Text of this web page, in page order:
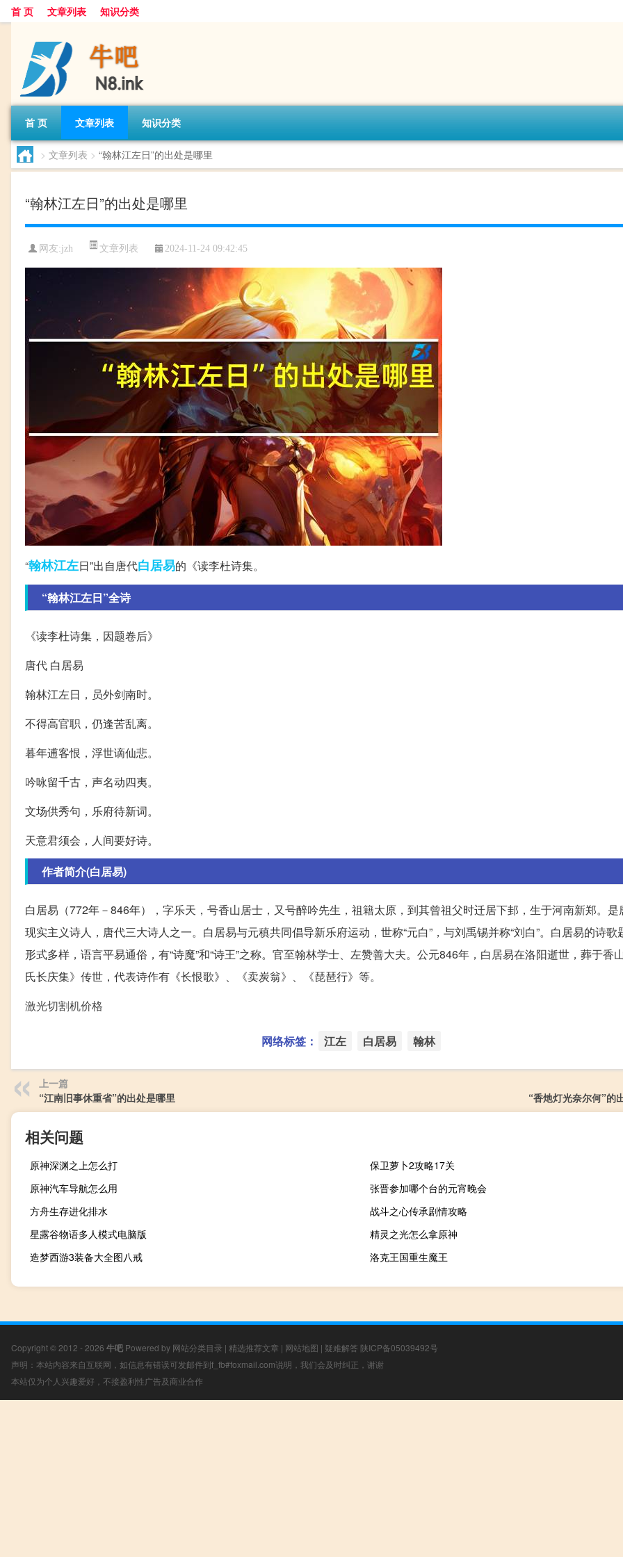
首 页 文章列表 知识分类
首 页 文章列表 知识分类
> 文章列表 > “翰林江左日”的出处是哪里
“翰林江左日”的出处是哪里
网友:jzh 文章列表 2024-11-24 09:42:45
“翰林江左日”出自唐代白居易的《读李杜诗集。
“翰林江左日”全诗
《读李杜诗集，因题卷后》
唐代 白居易
翰林江左日，员外剑南时。
不得高官职，仍逢苦乱离。
暮年逋客恨，浮世谪仙悲。
吟咏留千古，声名动四夷。
文场供秀句，乐府待新词。
天意君须会，人间要好诗。
作者简介(白居易)
白居易（772年－846年），字乐天，号香山居士，又号醉吟先生，祖籍太原，到其曾祖父时迁居下邽，生于河南新郑。是
现实主义诗人，唐代三大诗人之一。白居易与元稹共同倡导新乐府运动，世称“元白”，与刘禹锡并称“刘白”。白居易的诗歌
形式多样，语言平易通俗，有“诗魔”和“诗王”之称。官至翰林学士、左赞善大夫。公元846年，白居易在洛阳逝世，葬于香
氏长庆集》传世，代表诗作有《长恨歌》、《卖炭翁》、《琵琶行》等。
激光切割机价格
网络标签： 江左 白居易 翰林
上一篇
“江南旧事休重省”的出处是哪里
“香灺灯光奈尔何”的
相关问题
原神深渊之上怎么打
保卫萝卜2攻略17关
原神汽车导航怎么用
张晋参加哪个台的元宵晚会
方舟生存进化排水
战斗之心传承剧情攻略
星露谷物语多人模式电脑版
精灵之光怎么拿原神
造梦西游3装备大全图八戒
洛克王国重生魔王
Copyright © 2012 - 2026 牛吧 Powered by 网站分类目录 | 精选推荐文章 | 网站地图 | 疑难解答 陕ICP备05039492号
声明：本站内容来自互联网，如信息有错误可发邮件到f_fb#foxmail.com说明，我们会及时纠正，谢谢
本站仅为个人兴趣爱好，不接盈利性广告及商业合作